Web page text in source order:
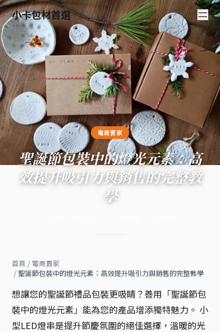
小卡包材首選
電商賣家
聖誕節包裝中的燈光元素：高
效提升吸引力與銷售的完整教
學
首頁 / 電商賣家
/ 聖誕節包裝中的燈光元素：高效提升吸引力與銷售的完整教學
想讓您的聖誕節禮品包裝更吸睛？善用「聖誕節包
裝中的燈光元素」能為您的產品增添獨特魅力。 小
型LED燈串是提升節慶氛圍的絕佳選擇，溫暖的光